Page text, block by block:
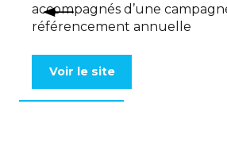
accompagnés d’une
référencement annuelle
Voir le site